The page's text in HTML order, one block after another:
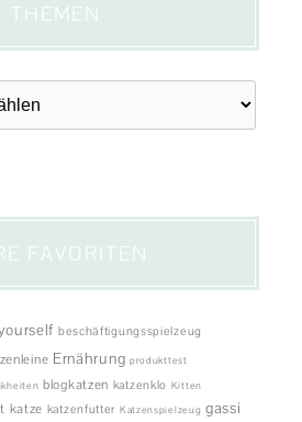
THEMEN
FAVORITEN
beschäftigungsspielzeug
Ernährung produkttest
blogkatzen katzenklo Kitten
katze katzenfutter Katzenspielzeug gassi